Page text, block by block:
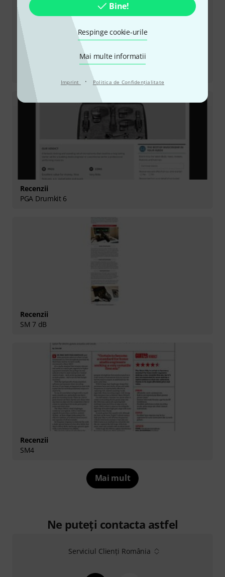
Bine!
Respinge cookie-urile
Mai multe informatii
Imprint · Politica de Confidenţialitate
Recenzii
PGA Drumkit 6
Recenzii
SM 7 dB
Recenzii
SM4
Mai mult
Ne puteți contacta astfel
Serviciul Clienți România